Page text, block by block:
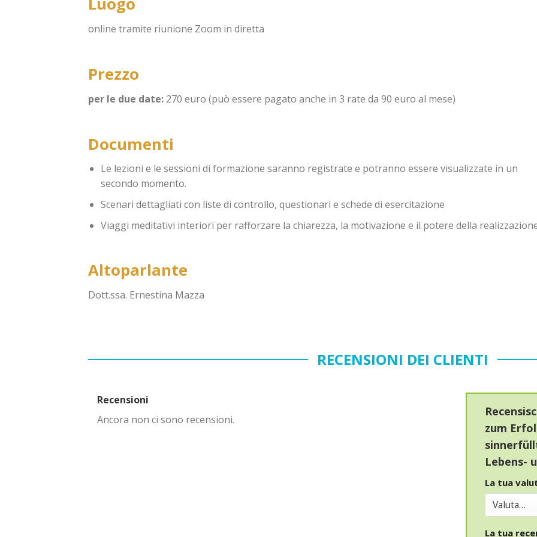
online tramite riunione Zoom in diretta
Prezzo
per le due date: 270 euro (può essere pagato anche in 3 rate da 90 euro al mese)
Documenti
Le lezioni e le sessioni di formazione saranno registrate e potranno essere visualizzate in un
secondo momento.
Scenari dettagliati con liste di controllo, questionari e schede di esercitazione
Viaggi meditativi interiori per rafforzare la chiarezza, la motivazione e il potere della
Altoparlante
Dott.ssa. Ernestina Mazza
RECENSIONI DEI CLIENTI
Recensioni
Ancora non ci sono recensioni.
zum
Lebens-
La tua
La tua